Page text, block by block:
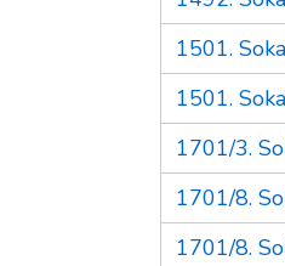
1501.
1501.
1701/3.
1701/8.
1701/8.